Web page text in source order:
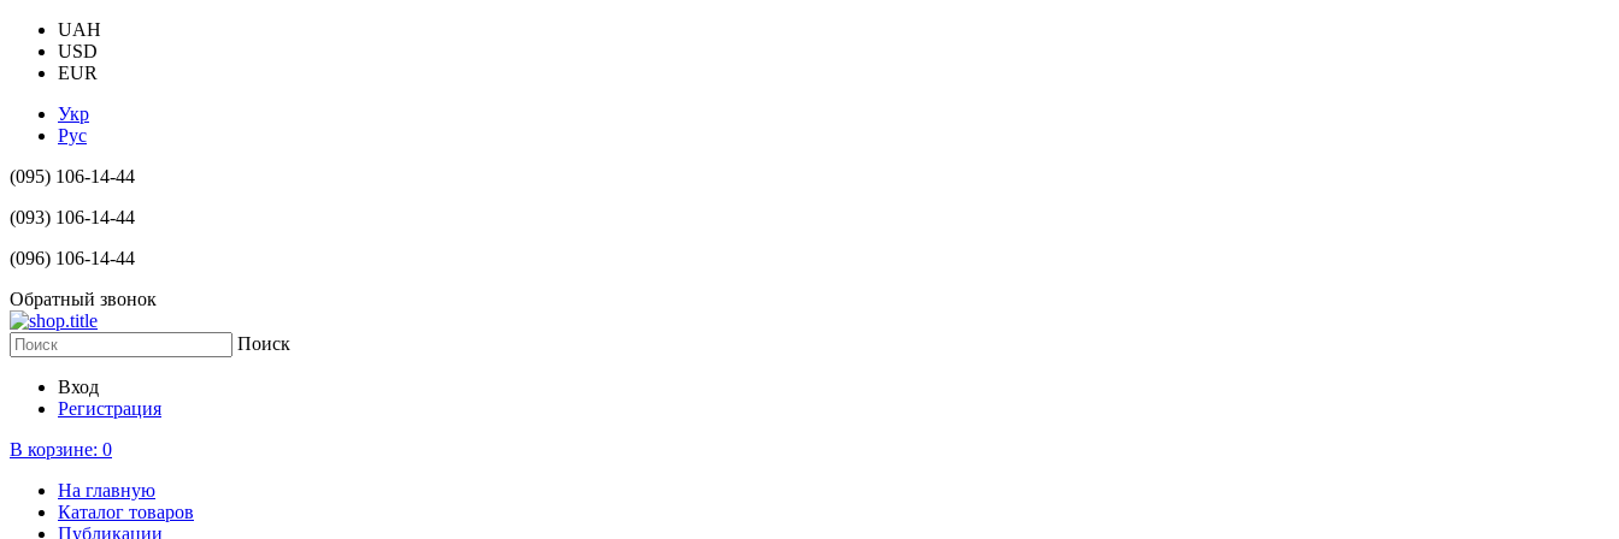
UAH
USD
EUR
Укр
Рус
(095) 106-14-44
(093) 106-14-44
(096) 106-14-44
Обратный звонок
Поиск
Вход
Регистрация
В корзине: 0
На главную
Каталог товаров
Публикации